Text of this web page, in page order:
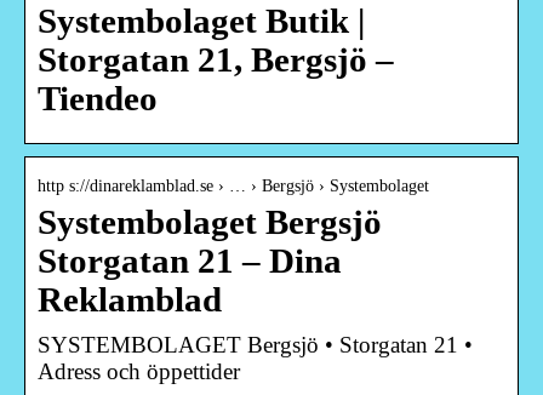
Systembolaget Butik |
Storgatan 21, Bergsjö –
Tiendeo
http s://dinareklamblad.se › … › Bergsjö › Systembolaget
Systembolaget Bergsjö
Storgatan 21 – Dina
Reklamblad
SYSTEMBOLAGET Bergsjö • Storgatan 21 •
Adress och öppettider